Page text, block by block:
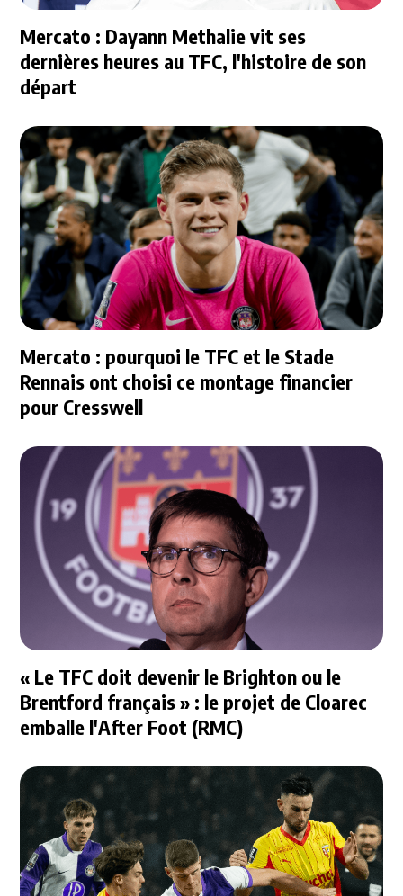
Mercato : Dayann Methalie vit ses
dernières heures au TFC, l'histoire de son
départ
Mercato : pourquoi le TFC et le Stade
Rennais ont choisi ce montage financier
pour Cresswell
« Le TFC doit devenir le Brighton ou le
Brentford français » : le projet de Cloarec
emballe l'After Foot (RMC)